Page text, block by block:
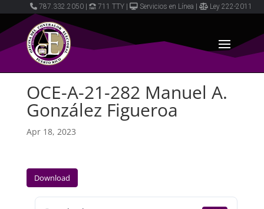
787.332.2050 711 TTY Servicios en Línea Ley 222-2011
OCE-A-21-282 Manuel A.
González Figueroa
Apr 18, 2023
Download